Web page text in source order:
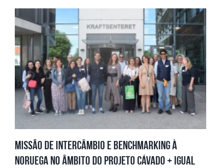
Missão de Intercâmbio e Benchmarking à
Noruega no âmbito do Projeto Cávado + Igual